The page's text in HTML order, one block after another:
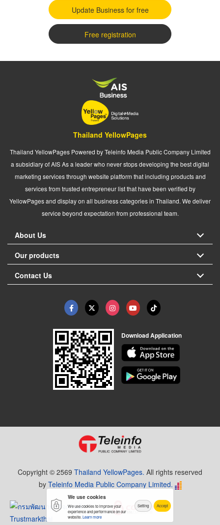
Update Business for free
Free registration
Thailand YellowPages
Thailand YellowPages Powered by Teleinfo Media Public Company Limited
a subsidiary of AIS As a leader who never stops developing the best digital
marketing services through website platform that including products and
services from trusted entrepreneur list that have been verified by
YellowPages and display on all business categories in Thailand. We deliver
service beyond expectation from professional team.
About Us
Our products
Contact Us
Download Application
Copyright © 2569 Thailand YellowPages. All rights reserved
by Teleinfo Media Public Company Limited.
We use cookies
We use cookies to improve your
experience and performance on our
website. Learn more
Setting Accept